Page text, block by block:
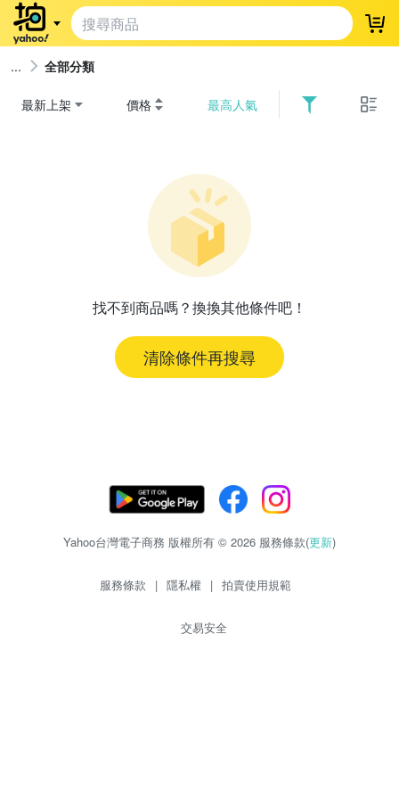
登
全部分類
最新上架 價格 最高人氣
找不到商品嗎？換換其他條件吧！
清除條件再搜尋
Yahoo台灣電子商務 版權所有 © 2026 服務條款(更新)
服務條款 | 隱私權 | 拍賣使用規範
交易安全